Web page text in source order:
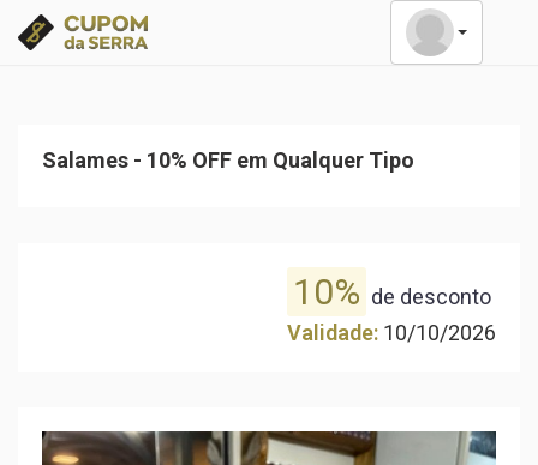
Salames - 10% OFF em Qualquer Tipo
10% de desconto
Validade: 10/10/2026
Previous